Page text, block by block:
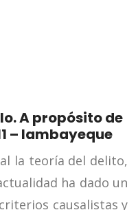
A propósito de
– lambayeque
la teoría del delito,
ha dado un
causalistas y